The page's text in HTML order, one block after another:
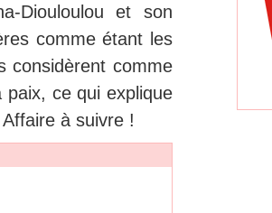
Diouloulou et son
comme étant les
considèrent comme
ce qui explique
à suivre !